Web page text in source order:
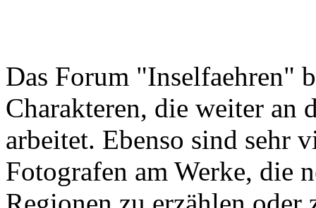
Das Forum "Inselfaehren"
Charakteren, die weiter an
arbeitet. Ebenso sind sehr
Fotografen am Werke, die